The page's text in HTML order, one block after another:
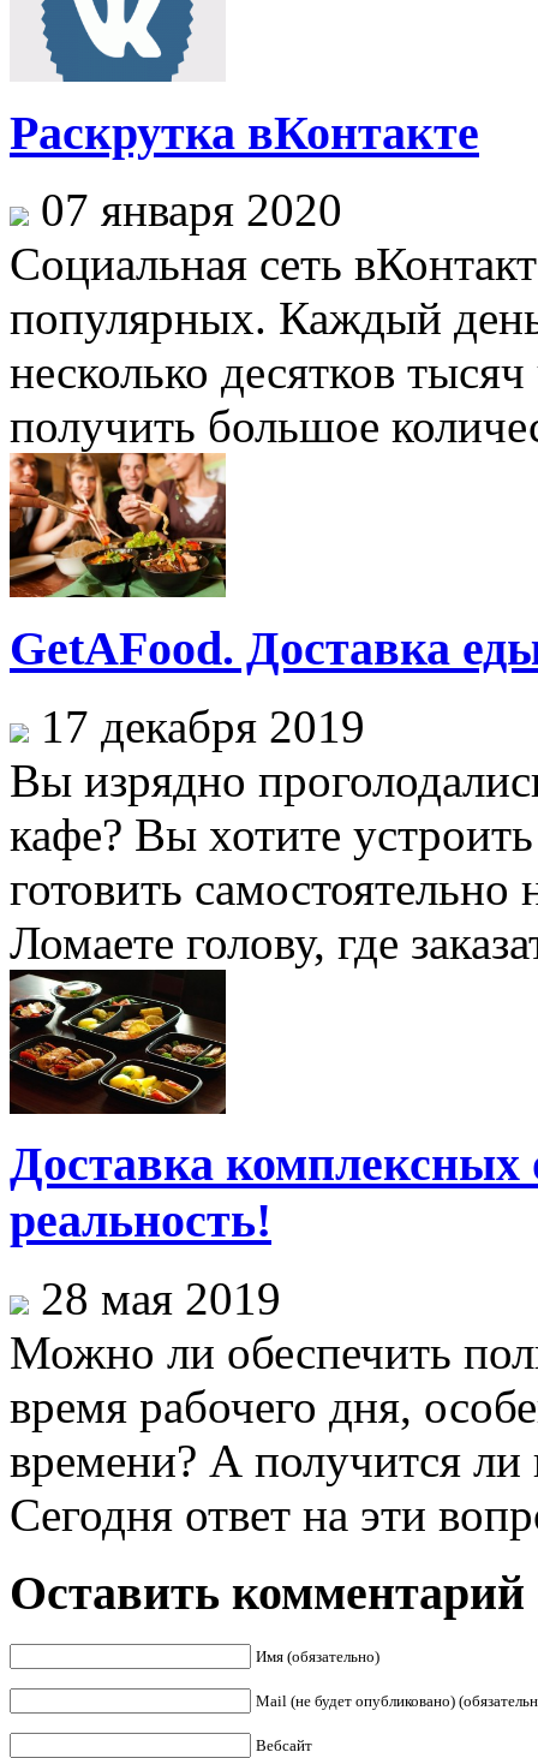
Раскрутка вКонтакте
07 января 2020
Социальная сеть
популярных. Каждый день
несколько десятков
получить большое
GetAFood. Доставка
17 декабря 2019
Вы изрядно
кафе? Вы хотите
готовить
Ломаете голову, где
Доставка комплексных
реальность!
28 мая 2019
Можно ли обеспечить
время рабочего дня,
времени? А получится
Сегодня ответ на эти
Оставить комментарий
Имя (обязательно)
Mail (не будет опубликовано)
Вебсайт